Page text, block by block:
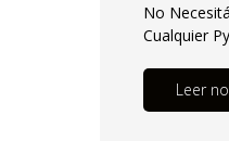
No
Cualquier
Leer